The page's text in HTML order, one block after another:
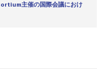
主催の国際会議におけ